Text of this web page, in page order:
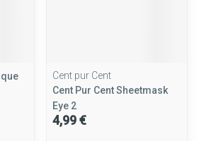
Cent pur Cent
Cent Pur Cent Sheetmask
Eye 2
4,99 €